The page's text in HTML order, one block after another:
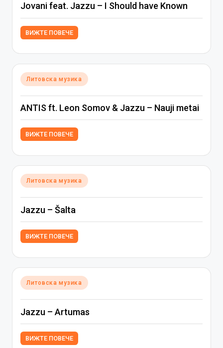
Jovani feat. Jazzu – I Should have Known
ВИЖТЕ ПОВЕЧЕ
Posted
in
Литовска музика
ANTIS ft. Leon Somov & Jazzu – Nauji metai
ВИЖТЕ ПОВЕЧЕ
Posted
in
Литовска музика
Jazzu – Šalta
ВИЖТЕ ПОВЕЧЕ
Posted
in
Литовска музика
Jazzu – Artumas
ВИЖТЕ ПОВЕЧЕ